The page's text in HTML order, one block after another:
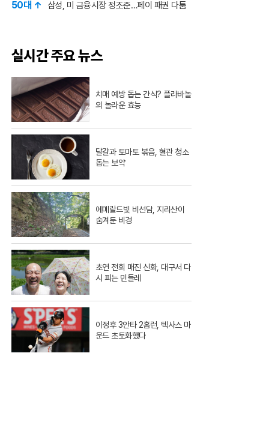
50대 ↑ 삼성, 미 금융시장 정조준…페이 패권 다툼
실시간 주요 뉴스
치매 예방 돕는 간식? 플라바놀
의 놀라운 효능
달걀과 토마토 볶음, 혈관 청소
돕는 보약
에메랄드빛 비선담, 지리산이
숨겨둔 비경
초연 전회 매진 신화, 대구서 다
시 피는 민들레
이정후 3안타 2홈런, 텍사스 마
운드 초토화했다